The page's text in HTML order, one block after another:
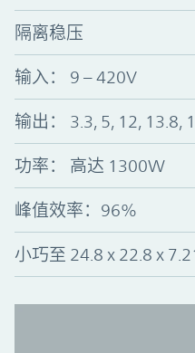
隔离稳压
输入： 9 – 420V
输出： 3.3, 5, 12, 13.8,
功率： 高达 1300W
峰值效率：96%
小巧至 24.8 x 22.8 x